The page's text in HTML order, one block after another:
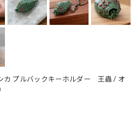
カ プルバックキーホルダー 王蟲 / オ